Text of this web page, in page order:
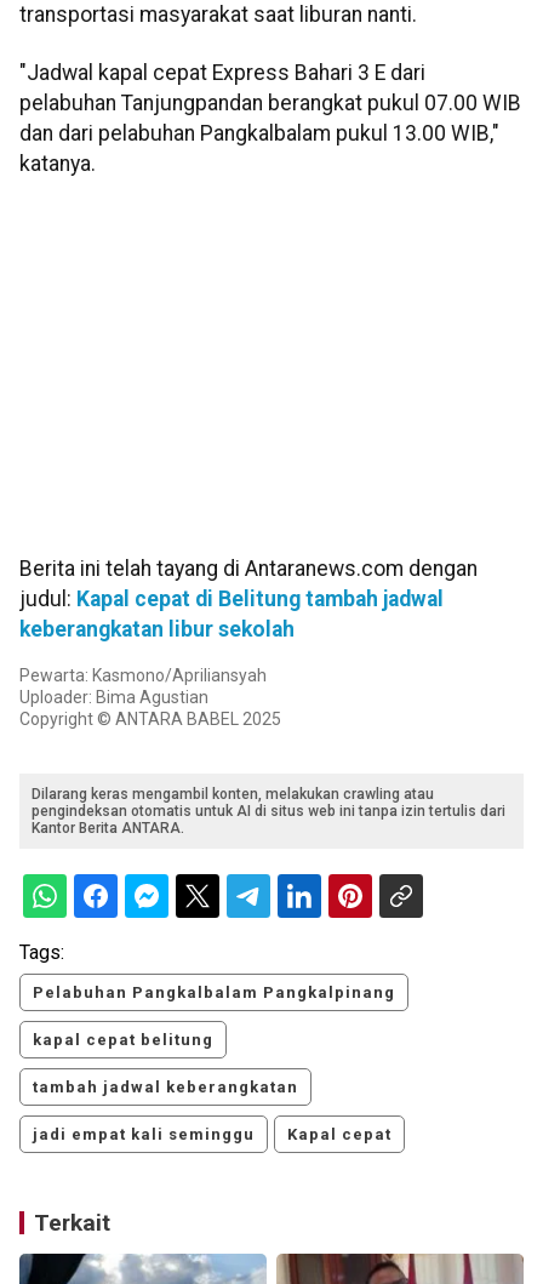
transportasi masyarakat saat liburan nanti.
"Jadwal kapal cepat Express Bahari 3 E dari
pelabuhan Tanjungpandan berangkat pukul 07.00 WIB
dan dari pelabuhan Pangkalbalam pukul 13.00 WIB,"
katanya.
Berita ini telah tayang di Antaranews.com dengan
judul: Kapal cepat di Belitung tambah jadwal
keberangkatan libur sekolah
Pewarta: Kasmono/Apriliansyah
Uploader: Bima Agustian
Copyright © ANTARA BABEL 2025
Dilarang keras mengambil konten, melakukan crawling atau
pengindeksan otomatis untuk AI di situs web ini tanpa izin tertulis dari
Kantor Berita ANTARA.
Tags:
Pelabuhan Pangkalbalam Pangkalpinang
kapal cepat belitung
tambah jadwal keberangkatan
jadi empat kali seminggu Kapal cepat
Terkait